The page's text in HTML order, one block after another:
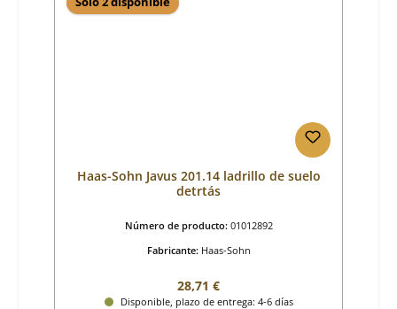
Haas-Sohn Javus 201.14 ladrillo de suelo
detrtás
Número de producto: 01012892
Fabricante: Haas-Sohn
Precio normal:
28,71 €
Disponible, plazo de entrega: 4-6 días